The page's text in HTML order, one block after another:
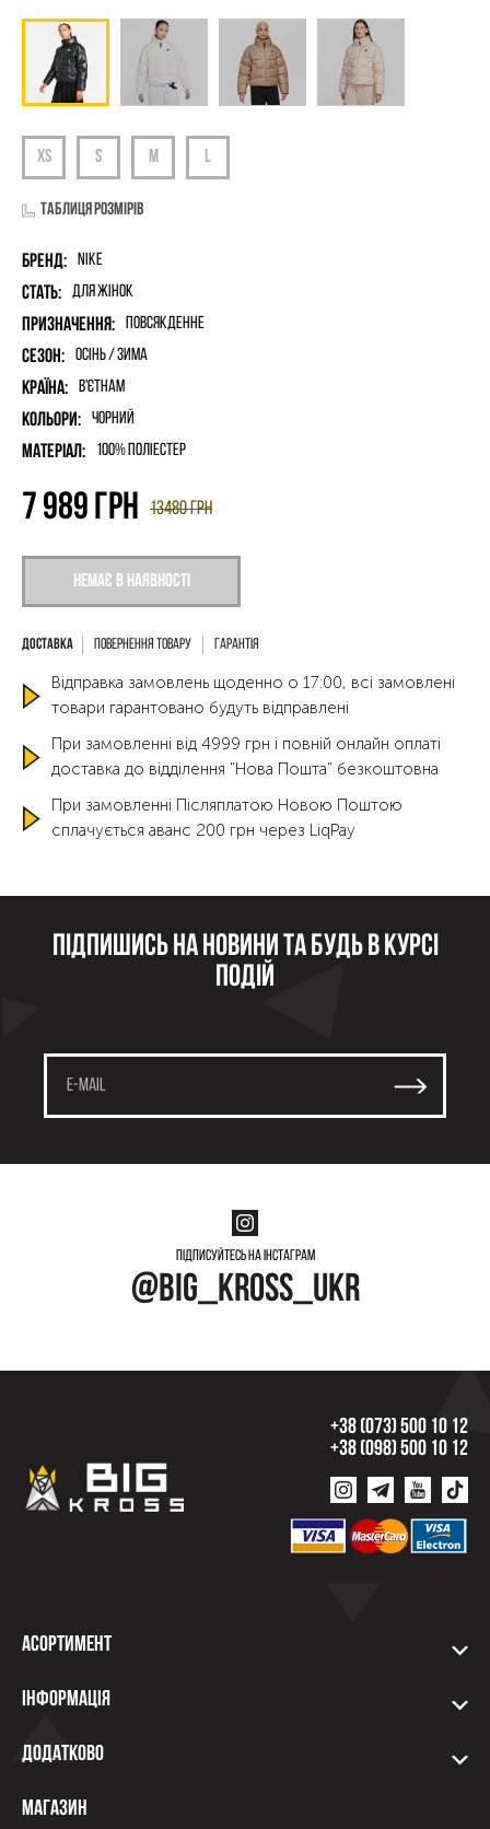
Таблиця розмірів
Бренд: Nike
Стать: для жінок
Призначення: Повсякденне
Сезон: Осінь / Зима
Країна: В'єтнам
Кольори: Чорний
Матеріал: 100% поліестер
Немає в наявності
13480грн
7 989 грн
Повернення товару Гарантія
Відправка замовлень щоденно о 17:00, всі замовлені
товари гарантовано будуть відправлені
При замовленні від 4999 грн і повній онлайн оплаті
доставка до відділення "Нова Пошта" безкоштовна
При замовленні Післяплатою Новою Поштою
сплачується аванс 200 грн через LiqPay
Підпишись на новини та будь в курсі
подій
Підписуйтесь на інстаграм
@big_kross_ukr
+38 (073) 500 10 12
+38 (098) 500 10 12
Асортимент
Інформація
Додатково
Магазин